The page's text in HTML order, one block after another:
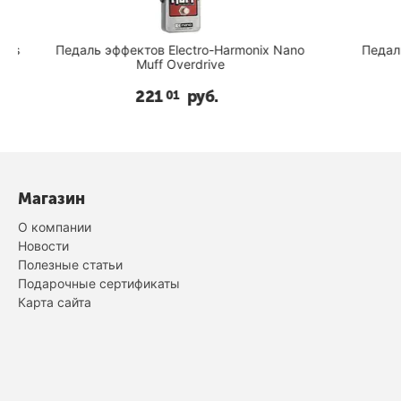
Педаль эффектов Electro-Harmonix Nano
Muff Overdrive
22101 руб.
Педаль
Магазин
О компании
Новости
Полезные статьи
Подарочные сертификаты
Карта сайта